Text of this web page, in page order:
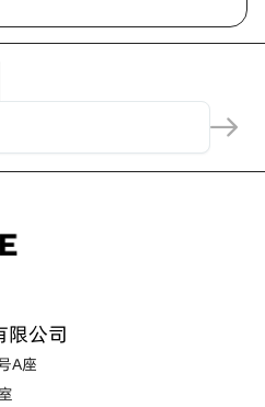
限公司
A座